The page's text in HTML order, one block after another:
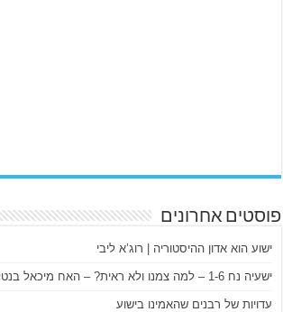
פוסטים אחרונים
ישוע הוא אדון ההיסטוריה | רוג’א ליבי
ישעיה נח 1-6 – למה צמנו ולא ראית? – האח מיכאל בנטלי
עדויות של רבנים שהאמינו בישוע